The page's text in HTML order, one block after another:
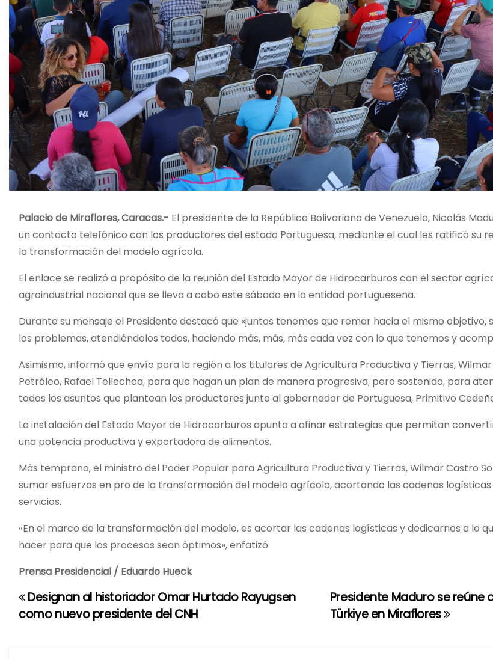
Palacio de Miraflores, Caracas.- El presidente de la República Bolivariana de Venezuela, Nicolás
un contacto telefónico con los productores del estado Portuguesa, mediante el cual les ratificó su
la transformación del modelo agrícola.
El enlace se realizó a propósito de la reunión del Estado Mayor de Hidrocarburos con el sector
agroindustrial nacional que se lleva a cabo este sábado en la entidad portugueseña.
Durante su mensaje el Presidente destacó que «juntos tenemos que remar hacia el mismo objetivo,
los problemas, atendiéndolos todos, haciendo más, más, más cada vez con lo que tenemos y
Asimismo, informó que envío para la región a los titulares de Agricultura Productiva y Tierras,
Petróleo, Rafael Tellechea, para que hagan un plan de manera progresiva, pero sostenida, para
todos los asuntos que plantean los productores junto al gobernador de Portuguesa, Primitivo
La instalación del Estado Mayor de Hidrocarburos apunta a afinar estrategias que permitan
una potencia productiva y exportadora de alimentos.
Más temprano, el ministro del Poder Popular para Agricultura Productiva y Tierras, Wilmar Castro
sumar esfuerzos en pro de la transformación del modelo agrícola, acortando las cadenas
servicios.
«En el marco de la transformación del modelo, es acortar las cadenas logísticas y dedicarnos a lo
hacer para que los procesos sean óptimos», enfatizó.
Prensa Presidencial / Eduardo Hueck
N
Presidente Maduro se reúne
Türkiye en Miraflores
Designan al historiador Omar Hurtado Rayugsen
como nuevo presidente del CNH